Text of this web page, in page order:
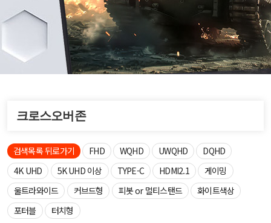
크로스오버존
검색목록 뒤로가기 FHD WQHD UWQHD
DQHD
4K UHD
5K UHD 이상 TYPE-C HDMI2.1
게이밍
울트라와이드
커브드형 피봇 or 멀티스탠드
화이트색상
포터블
터치형